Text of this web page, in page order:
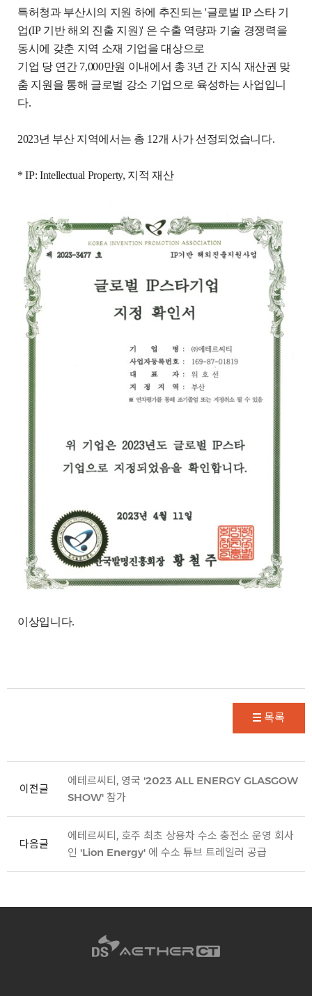
특허청과 부산시의 지원 하에 추진되는 '글로벌IP 스타 기
업(IP 기반 해외 진출 지원)' 은 수출 역량과 기술 경쟁력을
동시에 갖춘 지역 소재 기업을 대상으로
기업 당 연간7,000만원 이내에서 총 3년 간 지식 재산권 맞
춤 지원을 통해 글로벌 강소 기업으로 육성하는 사업입니
다.
2023년 부산 지역에서는 총 12개 사가 선정되었습니다.
* IP: Intellectual Property, 지적 재산
이상입니다.
목록
이전글
에테르씨티, 영국 '2023 ALL ENERGY GLASGOW
SHOW' 참가
다음글
에테르씨티, 호주 최초 상용차 수소 충전소 운영 회사
인 'Lion Energy' 에 수소 튜브 트레일러 공급